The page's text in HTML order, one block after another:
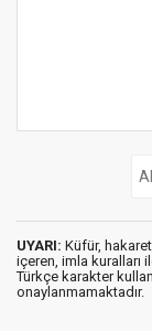
UYARI: Küfür,
içeren, imla kuralları
Türkçe karakter
onaylanmamaktadır.